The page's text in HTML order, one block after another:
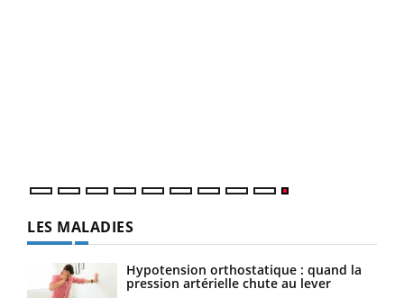
LES MALADIES
Hypotension orthostatique : quand la
pression artérielle chute au lever